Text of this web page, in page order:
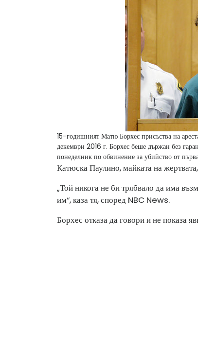
15-годишният Матю Борхес присъства на
декември 2016 г. Борхес беше държан без
понеделник по обвинение за убийство от
Катюска Паулино, майката на
„Той никога не би трябвало да има
им“, каза тя, според NBC News.
Борхес отказа да говори и не показа